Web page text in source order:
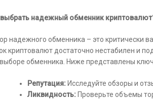
выбрать надежный обменник
надежного обменника – это критически
криптовалют достаточно нестабилен и
обменника. Ниже представлены
Репутация: Исследуйте обзоры и
Ликвидность: Проверьте объемы